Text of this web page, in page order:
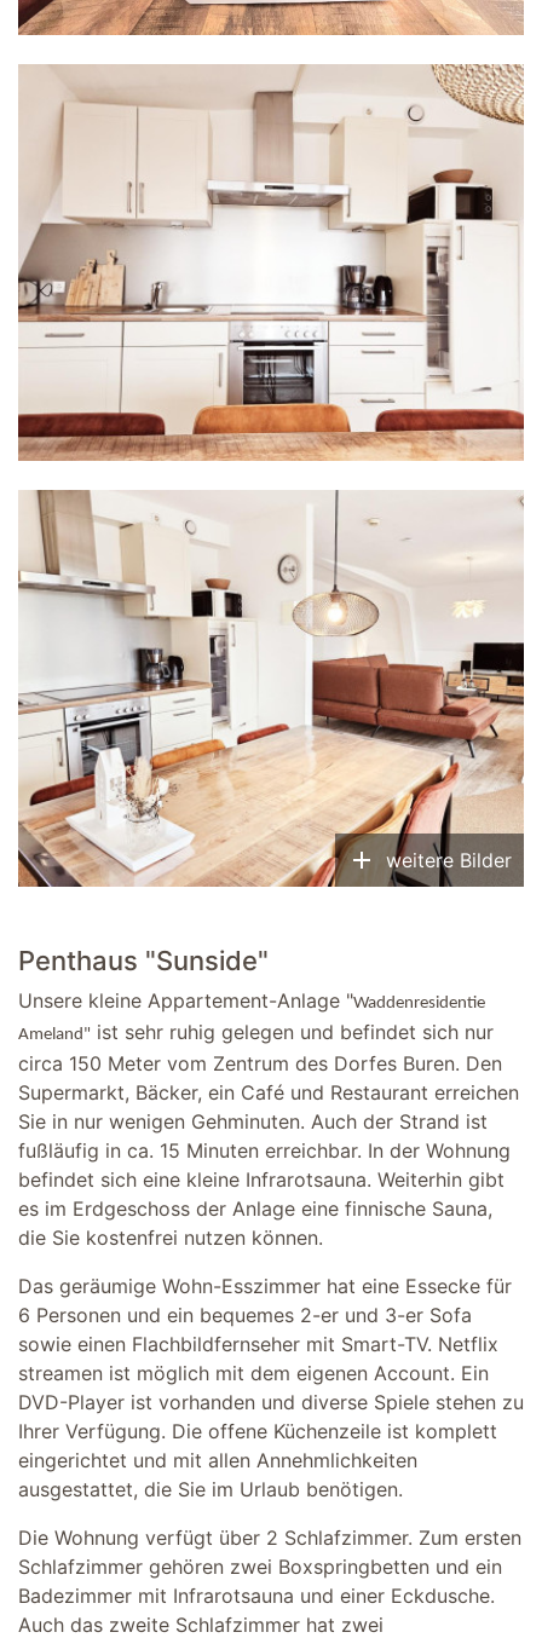
add weitere Bilder
Penthaus "Sunside"
Unsere kleine Appartement-Anlage "Waddenresidentie
Ameland" ist sehr ruhig gelegen und befindet sich nur
circa 150 Meter vom Zentrum des Dorfes Buren. Den
Supermarkt, Bäcker, ein Café und Restaurant erreichen
Sie in nur wenigen Gehminuten. Auch der Strand ist
fußläufig in ca. 15 Minuten erreichbar. In der Wohnung
befindet sich eine kleine Infrarotsauna. Weiterhin gibt
es im Erdgeschoss der Anlage eine finnische Sauna,
die Sie kostenfrei nutzen können.
Das geräumige Wohn-Esszimmer hat eine Essecke für
6 Personen und ein bequemes 2-er und 3-er Sofa
sowie einen Flachbildfernseher mit Smart-TV. Netflix
streamen ist möglich mit dem eigenen Account. Ein
DVD-Player ist vorhanden und diverse Spiele stehen zu
Ihrer Verfügung. Die offene Küchenzeile ist komplett
eingerichtet und mit allen Annehmlichkeiten
ausgestattet, die Sie im Urlaub benötigen.
Die Wohnung verfügt über 2 Schlafzimmer. Zum ersten
Schlafzimmer gehören zwei Boxspringbetten und ein
Badezimmer mit Infrarotsauna und einer Eckdusche.
Auch das zweite Schlafzimmer hat zwei